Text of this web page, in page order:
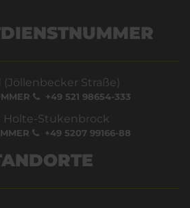
(Jöllenbecker Straße)
+49 521 98654-333
Holte-Stukenbrock
+49 5207 99166-88